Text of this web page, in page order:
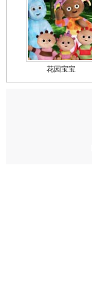
花园宝宝